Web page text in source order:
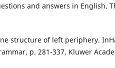
and answers in English.
structure of left periphery.
p. 281-337, Kluwer